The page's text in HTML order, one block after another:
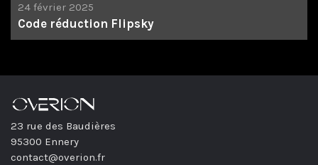
24 février 2025
Code réduction Flipsky
23 rue des Baudières
95300 Ennery
contact@overion.fr